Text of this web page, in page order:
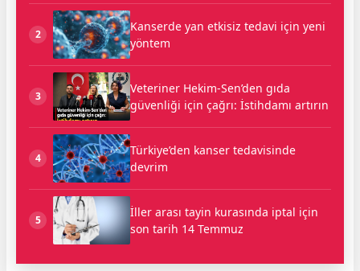
2
Kanserde yan etkisiz tedavi için yeni
yöntem
3
Veteriner Hekim-Sen’den gıda
güvenliği için çağrı: İstihdamı artırın
4
Türkiye’den kanser tedavisinde
devrim
5
İller arası tayin kurasında iptal için
son tarih 14 Temmuz